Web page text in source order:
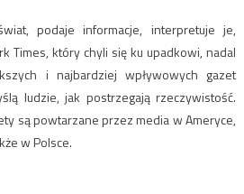
podaje informacje, interpretuje je,
Times, który chyli się ku upadkowi, nadal
i najbardziej wpływowych gazet
ludzie, jak postrzegają rzeczywistość.
są powtarzane przez media w Ameryce,
w Polsce.